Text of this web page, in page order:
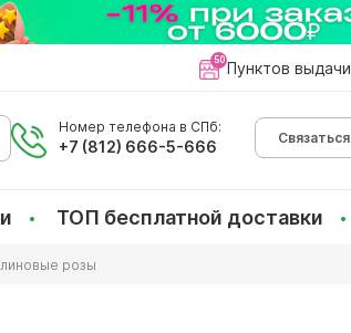
Пунктов выдачи
Номер телефона в СПб:
+7 (812) 666-5-666
Связаться
ТОП бесплатной доставки
розы